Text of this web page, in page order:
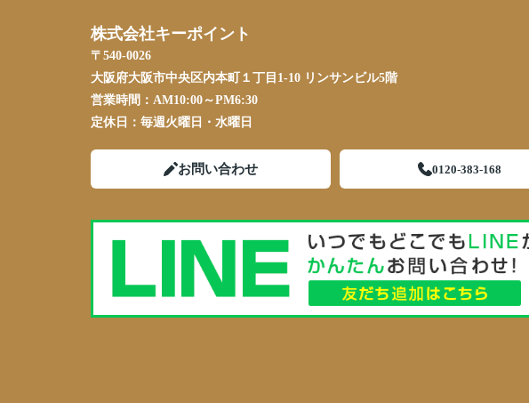
株式会社キーポイント
〒540-0026
大阪府大阪市中央区内本町１丁目1-10 リンサンビル5階
営業時間： AM10:00～PM6:30
定休日： 毎週火曜日・水曜日
お問い合わせ 0120-383-168